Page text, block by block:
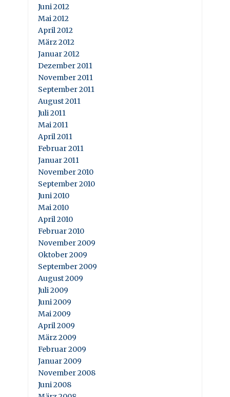
Juni 2012
Mai 2012
April 2012
März 2012
Januar 2012
Dezember 2011
November 2011
September 2011
August 2011
Juli 2011
Mai 2011
April 2011
Februar 2011
Januar 2011
November 2010
September 2010
Juni 2010
Mai 2010
April 2010
Februar 2010
November 2009
Oktober 2009
September 2009
August 2009
Juli 2009
Juni 2009
Mai 2009
April 2009
März 2009
Februar 2009
Januar 2009
November 2008
Juni 2008